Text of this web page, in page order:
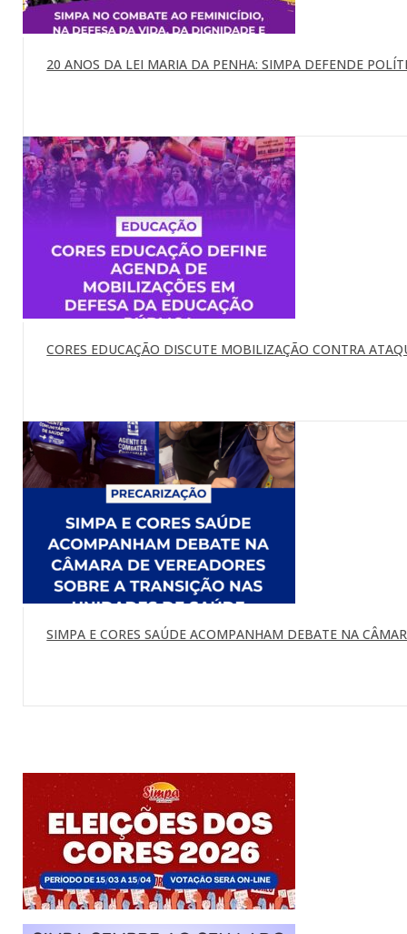
20 ANOS DA LEI MARIA DA PENHA: SIMPA DEFENDE
CORES EDUCAÇÃO DISCUTE MOBILIZAÇÃO CONTRA
SIMPA E CORES SAÚDE ACOMPANHAM DEBATE NA